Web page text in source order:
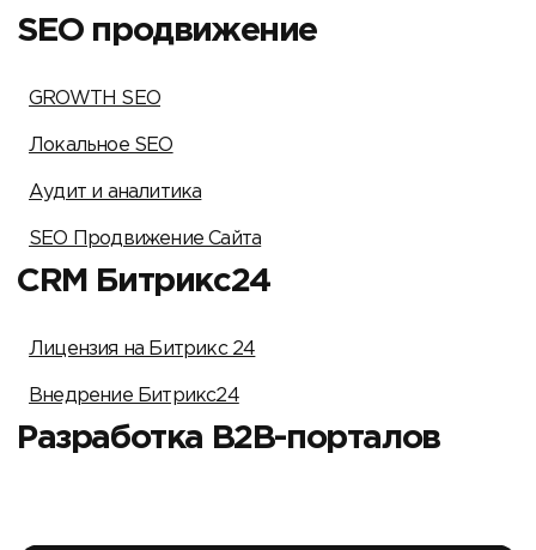
SEO продвижение
GROWTH SEO
Локальное SEO
Аудит и аналитика
SEO Продвижение Сайта
CRM Битрикс24
Лицензия на Битрикс 24
Внедрение Битрикс24
Разработка B2B-порталов